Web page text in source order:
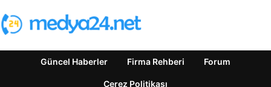
Güncel Haberler Firma Rehberi Forum
Çerez Politikası